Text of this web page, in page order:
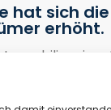
hat sich
erhöht.
Wie der
mehr